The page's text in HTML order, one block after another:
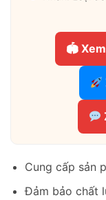
🏟 Xem
Cung cấp sản
Đảm bảo chất